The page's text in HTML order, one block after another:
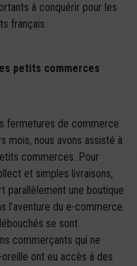
à conquérir pour les
français.
petits commerces
fermetures de commerce
mois, nous avons assisté à
commerces. Pour
et simples livraisons,
parallèlement une boutique
l’aventure du e-commerce.
se sont
commerçants qui ne
ont eu accès à des